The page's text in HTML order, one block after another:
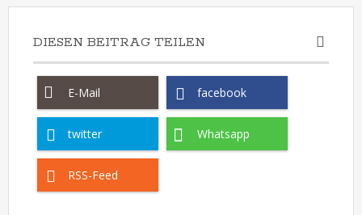
DIESEN BEITRAG TEILEN
E-Mail facebook
twitter Whatsapp
RSS-Feed